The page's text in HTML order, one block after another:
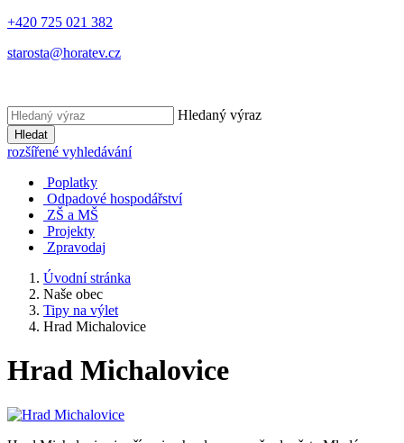
+420 725 021 382
starosta@horatev.cz
Hledaný výraz
Hledat
rozšířené vyhledávání
Poplatky
Odpadové hospodářství
ZŠ a MŠ
Projekty
Zpravodaj
Úvodní stránka
Naše obec
Tipy na výlet
Hrad Michalovice
Hrad Michalovice